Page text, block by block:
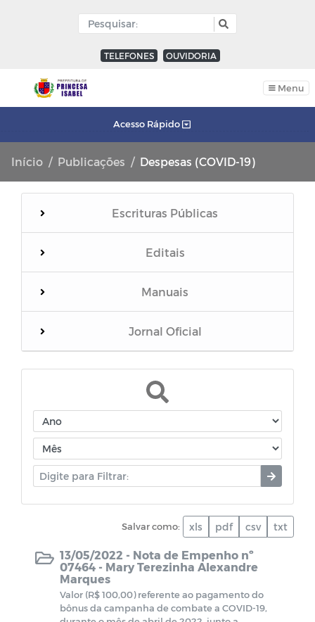
TELEFONES OUVIDORIA
Menu
Acesso Rápido
Início Publicações Despesas (COVID-19)
Escrituras Públicas
Editais
Manuais
Jornal Oficial
WebMail
Dívida Ativa do Município
Documentos diversos
Dados da Vacinação contra COVID-19
CPL - Relatórios de visitas
EDITAIS - LEI PAULO GUSTAVO
Salvar como: xls pdf csv txt
13/05/2022 - Nota de Empenho nº
07464 - Mary Terezinha Alexandre
Marques
Valor (R$ 100,00) referente ao pagamento do
bônus da campanha de combate a COVID-19,